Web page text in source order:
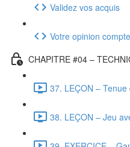
Validez vos acquis
Votre opinion compte
CHAPITRE #04 –
37. LEÇON – Tenue
38. LEÇON – Jeu